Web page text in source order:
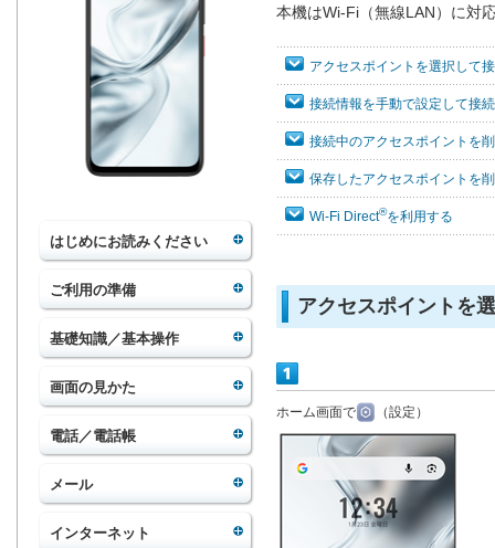
はじめにお読みください
ご利用の準備
基礎知識／基本操作
画面の見かた
電話／電話帳
メール
インターネット
本機はWi-Fi（無線LAN）に対
アクセスポイントを選択して
接続情報を手動で設定して接
接続中のアクセスポイントを
保存したアクセスポイントを
Wi-Fi Direct®を利用する
アクセスポイントを
ホーム画面で （設定）